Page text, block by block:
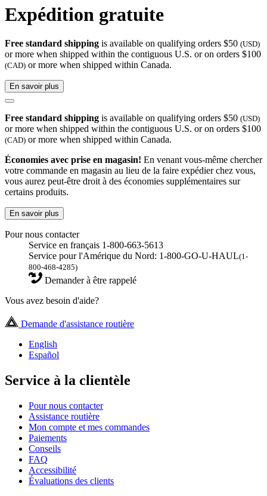
Expédition gratuite
Free standard shipping is available on qualifying orders $50 (USD)
or more when shipped within the contiguous U.S. or on orders $100
(CAD) or more when shipped within Canada.
En savoir plus
Free standard shipping is available on qualifying orders $50 (USD)
or more when shipped within the contiguous U.S. or on orders $100
(CAD) or more when shipped within Canada.
Économies avec prise en magasin! En venant vous-même chercher
votre commande en magasin au lieu de la faire expédier chez vous,
vous aurez peut-être droit à des économies supplémentaires sur
certains produits.
En savoir plus
Pour nous contacter
Service en français 1-800-663-5613
Service pour l'Amérique du Nord: 1-800-GO-U-HAUL(1-
800-468-4285)
Demander à être rappelé
Vous avez besoin d'aide?
Demande d'assistance routière
English
Español
Service à la clientèle
Pour nous contacter
Assistance routière
Mon compte et mes commandes
Paiements
Conseils
FAQ
Accessibilité
Évaluations des clients